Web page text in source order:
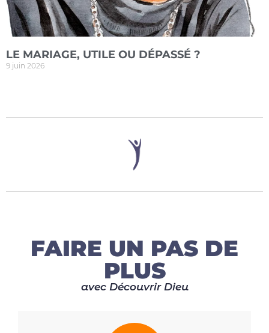
LE MARIAGE, UTILE OU DÉPASSÉ ?
9 juin 2026
FAIRE UN PAS DE
PLUS
avec Découvrir Dieu